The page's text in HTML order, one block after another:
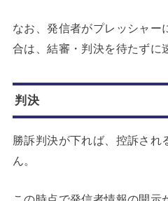
なお、発信者がプレッシャー
合は、結審・判決を待たずに
判決
勝訴判決が下れば、控訴され
ん。